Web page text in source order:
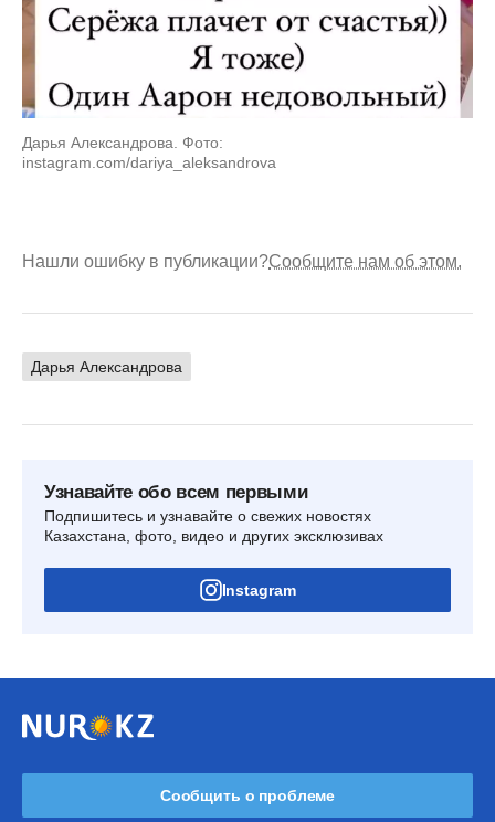
Дарья Александрова. Фото:
instagram.com/dariya_aleksandrova
Нашли ошибку в публикации?Сообщите нам об этом.
Дарья Александрова
Узнавайте обо всем первыми
Подпишитесь и узнавайте о свежих новостях
Казахстана, фото, видео и других эксклюзивах
Instagram
Сообщить о проблеме